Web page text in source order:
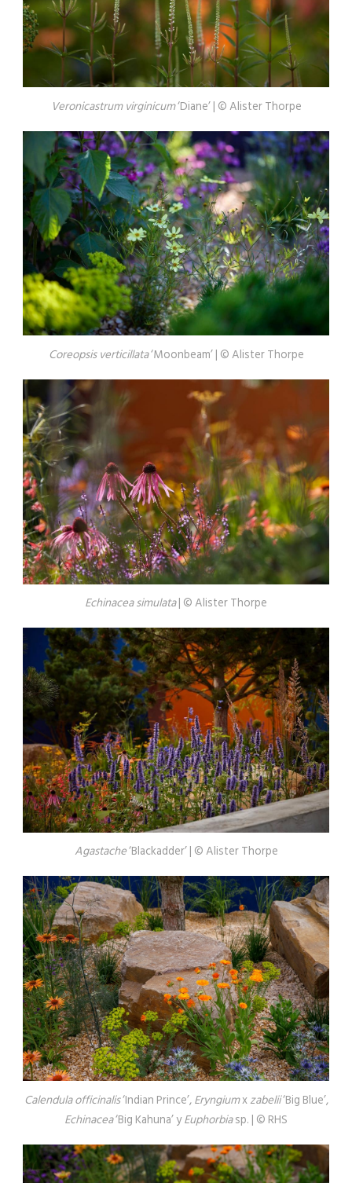
Veronicastrum virginicum‘Diane’ | © Alister Thorpe
Coreopsis verticillata‘Moonbeam’ | © Alister Thorpe
Echinacea simulata| © Alister Thorpe
Agastache‘Blackadder’ | © Alister Thorpe
Calendula officinalis‘Indian Prince’,Eryngiumxzabelii‘Big Blue’,
Echinacea‘Big Kahuna’ yEuphorbiasp. | © RHS